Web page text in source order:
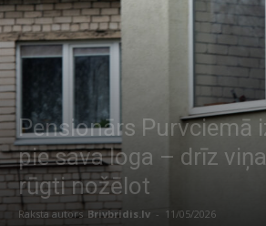
Pensionārs Purvciemā
pie sava loga – drīz
rūgti nožēlot
Raksta autors Brivbridis.lv - 11/05/2026